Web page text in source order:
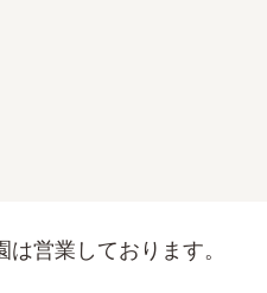
営業しております。